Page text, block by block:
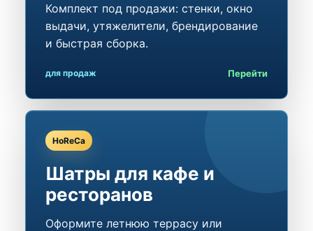
Комплект под продажи: стенки, окно
выдачи, утяжелители, брендирование
и быстрая сборка.
для продаж Перейти
HoReCa
Шатры для кафе и
ресторанов
Оформите летнюю террасу или